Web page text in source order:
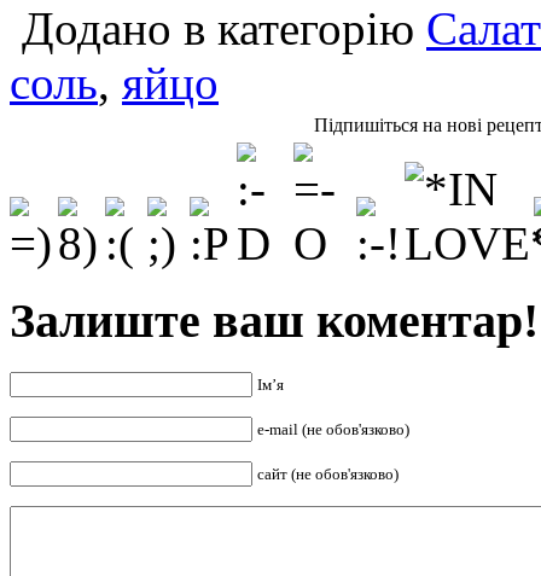
Додано в категорію
соль, яйцо
Підпишіться на нові
Залиште ваш коментар!
Ім’я
e-mail (не обов'язково)
сайт (не обов'язково)